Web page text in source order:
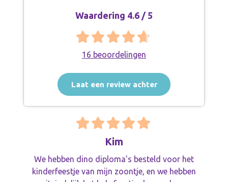
Waardering 4.6 / 5
16 beoordelingen
Laat een review achter
Kim
We hebben dino diploma's besteld voor het
kinderfeestje van mijn zoontje, en we hebben